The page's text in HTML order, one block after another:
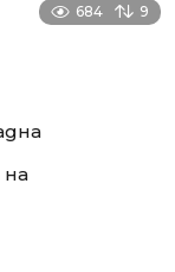
684 9
на